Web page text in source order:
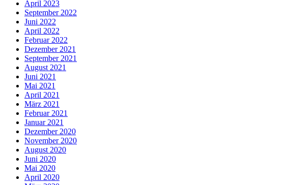
April 2023
September 2022
Juni 2022
April 2022
Februar 2022
Dezember 2021
September 2021
August 2021
Juni 2021
Mai 2021
April 2021
März 2021
Februar 2021
Januar 2021
Dezember 2020
November 2020
August 2020
Juni 2020
Mai 2020
April 2020